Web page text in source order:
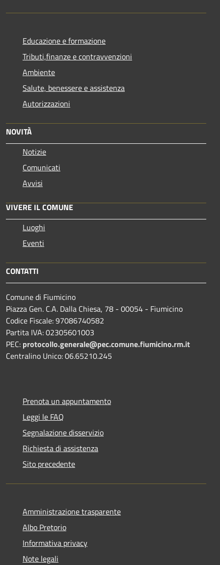
Educazione e formazione
Tributi,finanze e contravvenzioni
Ambiente
Salute, benessere e assistenza
Autorizzazioni
NOVITÀ
Notizie
Comunicati
Avvisi
VIVERE IL COMUNE
Luoghi
Eventi
CONTATTI
Comune di Fiumicino
Piazza Gen. C.A. Dalla Chiesa, 78 - 00054 - Fiumicino
Codice Fiscale: 97086740582
Partita IVA: 02305601003
PEC: protocollo.generale@pec.comune.fiumicino.rm.it
Centralino Unico: 06.65210.245
Prenota un appuntamento
Leggi le FAQ
Segnalazione disservizio
Richiesta di assistenza
Sito precedente
Amministrazione trasparente
Albo Pretorio
Informativa privacy
Note legali